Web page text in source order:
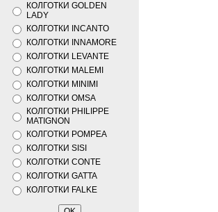
КОЛГОТКИ GOLDEN
LADY
КОЛГОТКИ INCANTO
КОЛГОТКИ INNAMORE
КОЛГОТКИ LEVANTE
КОЛГОТКИ MALEMI
КОЛГОТКИ MINIMI
КОЛГОТКИ OMSA
КОЛГОТКИ PHILIPPE
MATIGNON
КОЛГОТКИ POMPEA
КОЛГОТКИ SISI
КОЛГОТКИ CONTE
КОЛГОТКИ GATTA
КОЛГОТКИ FALKE